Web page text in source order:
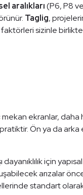
aralıkları(P6, P8
Taglig,
sizinle birlikte
mekan ekranlar, daha
Ön ya da arka
için yapısal
arızalar
standart